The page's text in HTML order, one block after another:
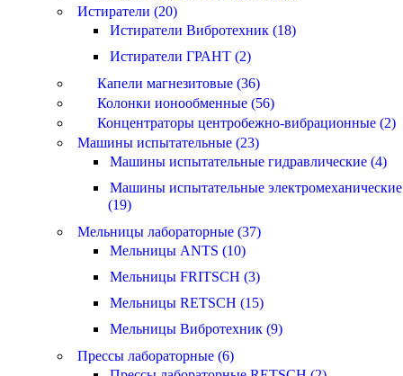
Истиратели (20)
Истиратели Вибротехник (18)
Истиратели ГРАНТ (2)
Капели магнезитовые (36)
Колонки ионообменные (56)
Концентраторы центробежно-вибрационные (2)
Машины испытательные (23)
Машины испытательные гидравлические (4)
Машины испытательные электромеханические
(19)
Мельницы лабораторные (37)
Мельницы ANTS (10)
Мельницы FRITSCH (3)
Мельницы RETSCH (15)
Мельницы Вибротехник (9)
Прессы лабораторные (6)